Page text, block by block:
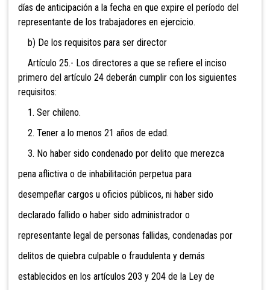
días de anticipación a la fecha en que expire el período del
representante de los trabajadores en ejercicio.
b) De los requisitos para ser director
Artículo 25.- Los directores a que se refiere el inciso
primero del artículo 24 deberán cumplir con los siguientes
requisitos:
1. Ser chileno.
2. Tener a lo menos 21 años de edad.
3. No haber sido condenado por delito que merezca
pena aflictiva o de inhabilitación perpetua para
desempeñar cargos u oficios públicos, ni haber sido
declarado fallido o haber sido administrador o
representante legal de personas fallidas, condenadas por
delitos de quiebra culpable o fraudulenta y demás
establecidos en los artículos 203 y 204 de la Ley de